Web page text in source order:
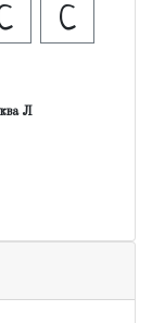
С
Л